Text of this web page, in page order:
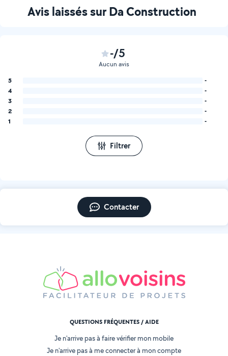
Avis laissés sur Da Construction
-/5
Aucun avis
5
-
4
-
3
-
2
-
1
-
Filtrer
Contacter
QUESTIONS FRÉQUENTES / AIDE
Je n'arrive pas à faire vérifier mon mobile
Je n'arrive pas à me connecter à mon compte